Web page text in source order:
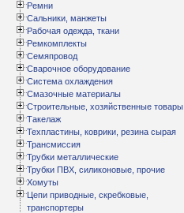
Ремни
Сальники, манжеты
Рабочая одежда, ткани
Ремкомплекты
Семяпровод
Сварочное оборудование
Система охлаждения
Смазочные материалы
Строительные, хозяйственные товары
Такелаж
Техпластины, коврики, резина сырая
Трансмиссия
Трубки металлические
Трубки ПВХ, силиконовые, прочие
Хомуты
Цепи приводные, скребковые,
транспортеры